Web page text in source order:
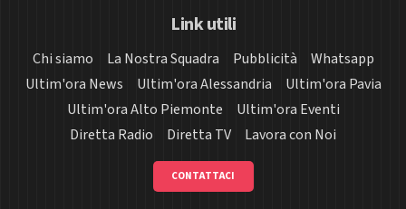
Link utili
Chi siamo La Nostra Squadra Pubblicità
Whatsapp
Ultim'ora News
Ultim'ora Alessandria
Ultim'ora Pavia
Ultim'ora Alto Piemonte
Ultim'ora Eventi
Diretta Radio
Diretta TV Lavora con Noi
CONTATTACI